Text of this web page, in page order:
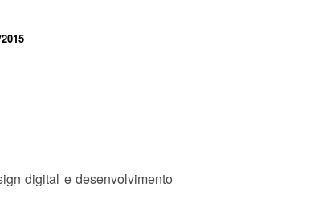
digital e desenvolvimento